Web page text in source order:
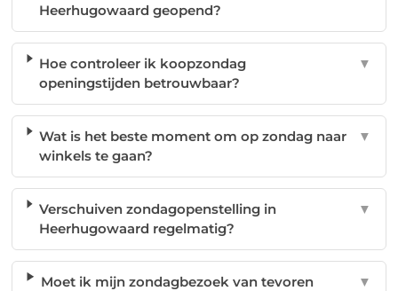
Heerhugowaard geopend?
Hoe controleer ik koopzondag
openingstijden betrouwbaar?
▼
Wat is het beste moment om op zondag naar
winkels te gaan?
▼
Verschuiven zondagopenstelling in
Heerhugowaard regelmatig?
▼
Moet ik mijn zondagbezoek van tevoren
▼